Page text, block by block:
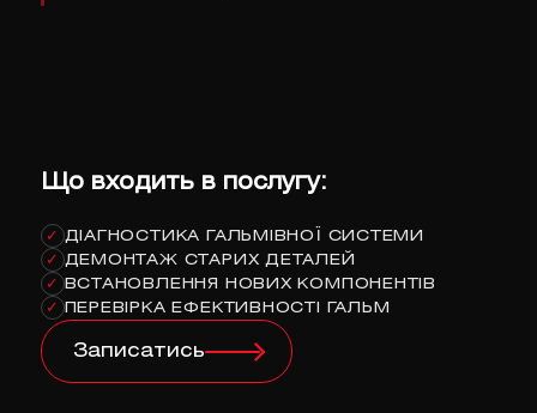
Що входить в послугу:
✓ ДІАГНОСТИКА ГАЛЬМІВНОЇ СИСТЕМИ
✓ ДЕМОНТАЖ СТАРИХ ДЕТАЛЕЙ
✓ ВСТАНОВЛЕННЯ НОВИХ КОМПОНЕНТІВ
✓ ПЕРЕВІРКА ЕФЕКТИВНОСТІ ГАЛЬМ
Записатись